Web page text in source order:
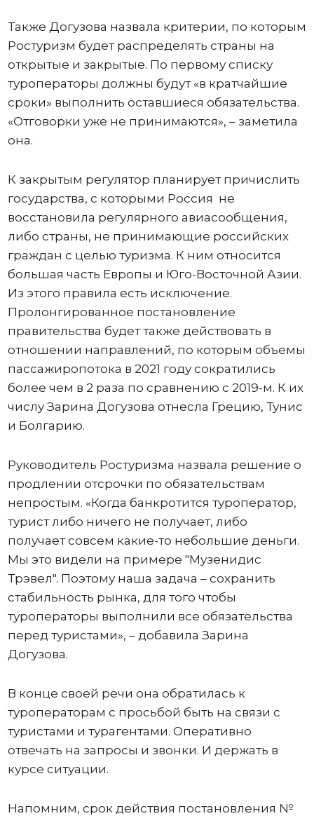
Также Догузова назвала критерии, по которым
Ростуризм будет распределять страны на
открытые и закрытые. По первому списку
туроператоры должны будут «в кратчайшие
сроки» выполнить оставшиеся обязательства.
«Отговорки уже не принимаются», – заметила
она.
К закрытым регулятор планирует причислить
государства, с которыми Россия не
восстановила регулярного авиасообщения,
либо страны, не принимающие российских
граждан с целью туризма. К ним относится
большая часть Европы и Юго-Восточной Азии.
Из этого правила есть исключение.
Пролонгированное постановление
правительства будет также действовать в
отношении направлений, по которым объемы
пассажиропотока в 2021 году сократились
более чем в 2 раза по сравнению с 2019-м. К их
числу Зарина Догузова отнесла Грецию, Тунис
и Болгарию.
Руководитель Ростуризма назвала решение о
продлении отсрочки по обязательствам
непростым. «Когда банкротится туроператор,
турист либо ничего не получает, либо
получает совсем какие-то небольшие деньги.
Мы это видели на примере "Музенидис
Трэвел". Поэтому наша задача – сохранить
стабильность рынка, для того чтобы
туроператоры выполнили все обязательства
перед туристами», – добавила Зарина
Догузова.
В конце своей речи она обратилась к
туроператорам с просьбой быть на связи с
туристами и турагентами. Оперативно
отвечать на запросы и звонки. И держать в
курсе ситуации.
Напомним, срок действия постановления №